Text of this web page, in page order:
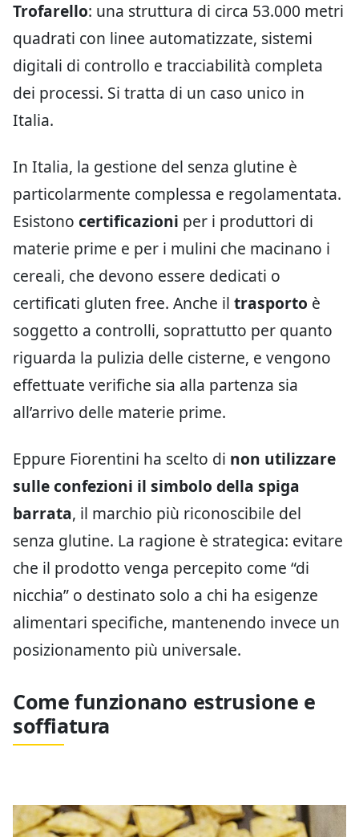
Trofarello: una struttura di circa 53.000 metri
quadrati con linee automatizzate, sistemi
digitali di controllo e tracciabilità completa
dei processi. Si tratta di un caso unico in
Italia.
In Italia, la gestione del senza glutine è
particolarmente complessa e regolamentata.
Esistono certificazioni per i produttori di
materie prime e per i mulini che macinano i
cereali, che devono essere dedicati o
certificati gluten free. Anche il trasporto è
soggetto a controlli, soprattutto per quanto
riguarda la pulizia delle cisterne, e vengono
effettuate verifiche sia alla partenza sia
all’arrivo delle materie prime.
Eppure Fiorentini ha scelto di non utilizzare
sulle confezioni il simbolo della spiga
barrata, il marchio più riconoscibile del
senza glutine. La ragione è strategica: evitare
che il prodotto venga percepito come “di
nicchia” o destinato solo a chi ha esigenze
alimentari specifiche, mantenendo invece un
posizionamento più universale.
Come funzionano estrusione e
soffiatura